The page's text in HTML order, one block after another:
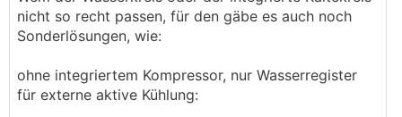
nicht so recht passen, für den gäbe es auch noch
Sonderlösungen, wie:
ohne integriertem Kompressor, nur Wasserregister
für externe aktive Kühlung: